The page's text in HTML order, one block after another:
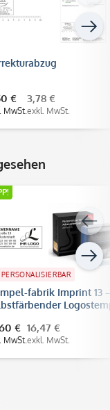
€
MwSt.
3,78 €
exkl. MwSt.
PERSONALISIERBAR
fabrik Imprint 13
€
MwSt.
16,47 €
exkl. MwSt.